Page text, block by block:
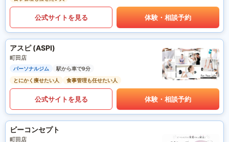
公式サイトを見る 体験・相談予約
アスピ (ASPI)
町田店
パーソナルジム
駅から車で9分
とにかく痩せたい人
食事管理も任せたい人
公式サイトを見る 体験・相談予約
ビーコンセプト
町田店